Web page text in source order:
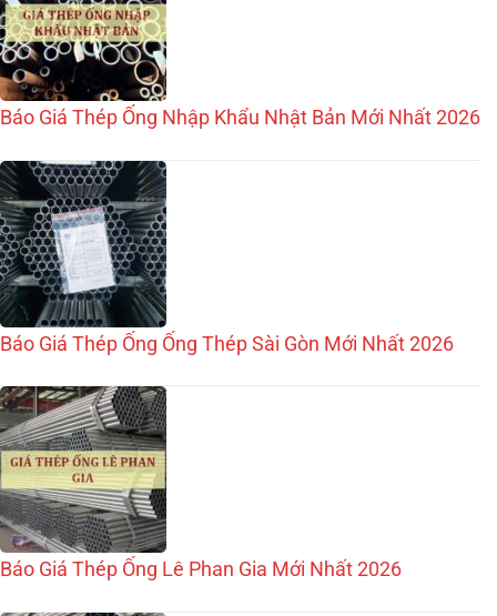
Báo Giá Thép Ống Nhập Khẩu Nhật Bản Mới Nhất 2026
Báo Giá Thép Ống Ống Thép Sài Gòn Mới Nhất 2026
Báo Giá Thép Ống Lê Phan Gia Mới Nhất 2026